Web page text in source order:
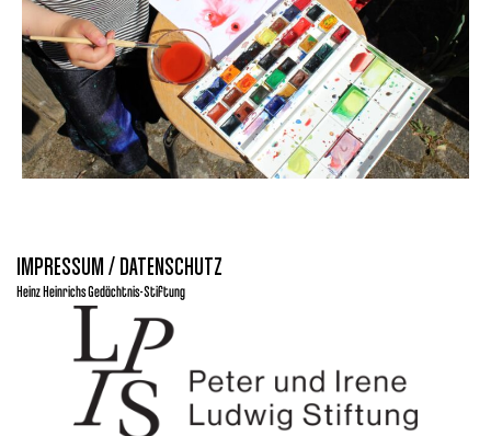
IMPRESSUM / DATENSCHUTZ
Heinz Heinrichs Gedächtnis-Stiftung